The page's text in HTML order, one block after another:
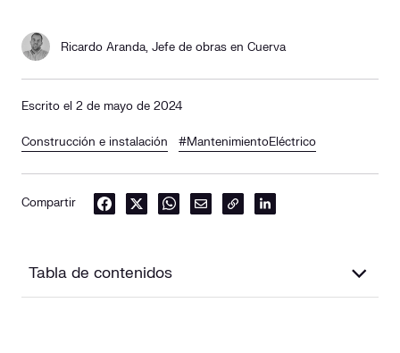
Ricardo Aranda, Jefe de obras en Cuerva
Escrito el 2 de mayo de 2024
Construcción e instalación #MantenimientoEléctrico
Compartir
Tabla de contenidos